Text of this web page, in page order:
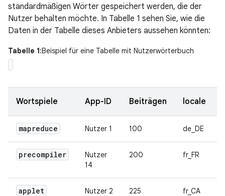
standardmäßigen Wörter gespeichert werden, die der
Nutzer behalten möchte. In Tabelle 1 sehen Sie, wie die
Daten in der Tabelle dieses Anbieters aussehen könnten:
Tabelle 1:Beispiel für eine Tabelle mit Nutzerwörterbuch
Wortspiele App-ID Beiträgen locale
mapreduce Nutzer 1 100 de_DE
precompiler
Nutzer
14
200 fr_FR
applet Nutzer 2 225 fr_CA